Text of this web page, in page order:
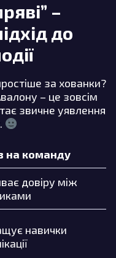
–
до
за хованки?
– це зовсім
звичне уявлення
на команду
довіру між
навички